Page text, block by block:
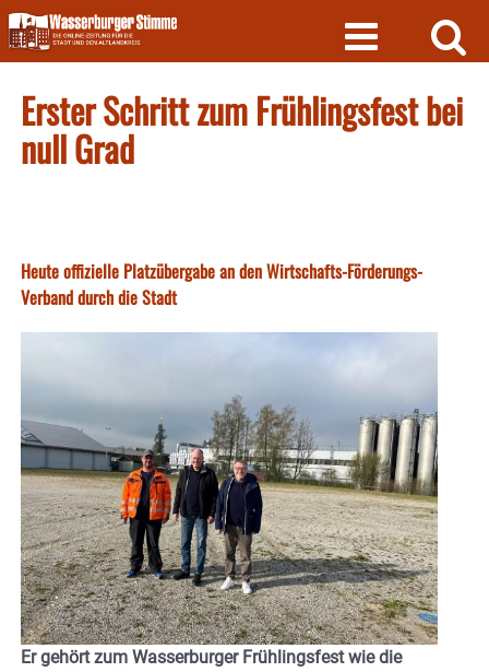
Skip
to
content
Erster Schritt zum Frühlingsfest bei
null Grad
Heute offizielle Platzübergabe an den Wirtschafts-Förderungs-
Verband durch die Stadt
Er gehört zum Wasserburger Frühlingsfest wie die